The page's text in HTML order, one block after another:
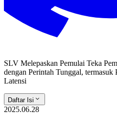
SLV Melepaskan Pemulai Teka
dengan Perintah Tunggal, termasuk
Latensi
Daftar Isi
2025.06.28